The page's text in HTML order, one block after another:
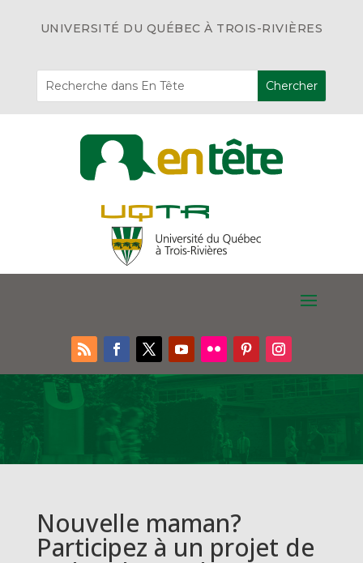
UNIVERSITÉ DU QUÉBEC À TROIS-RIVIÈRES
Nouvelle maman?
Participez à un projet de